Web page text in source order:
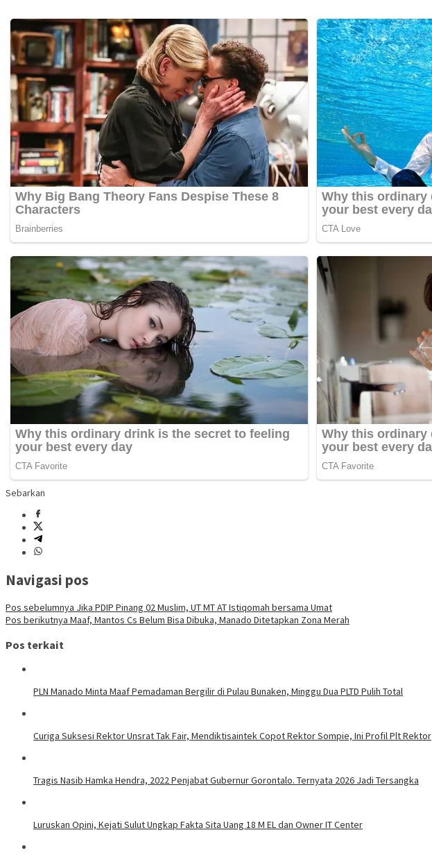
Sebarkan
Navigasi pos
Pos sebelumnya Jika PDIP Pinang 02 Muslim, UT MT AT Istiqomah bersama Umat
Pos berikutnya Maaf, Mantos Cs Belum Bisa Dibuka, Manado Ditetapkan Zona Merah
Pos terkait
PLN Manado Minta Maaf Pemadaman Bergilir di Pulau Bunaken, Minggu Dua PLTD Pulih Total
Curiga Suksesi Rektor Unsrat Tak Fair, Mendiktisaintek Copot Rektor Sompie, Ini Profil Plt Rektor
Tragis Nasib Hamka Hendra, 2022 Penjabat Gubernur Gorontalo. Ternyata 2026 Jadi Tersangka
Luruskan Opini, Kejati Sulut Ungkap Fakta Sita Uang 18 M EL dan Owner IT Center